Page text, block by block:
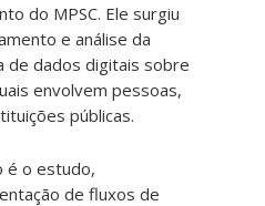
do MPSC. Ele surgiu
e análise da
de dados digitais sobre
envolvem pessoas,
públicas.
é o estudo,
de fluxos de